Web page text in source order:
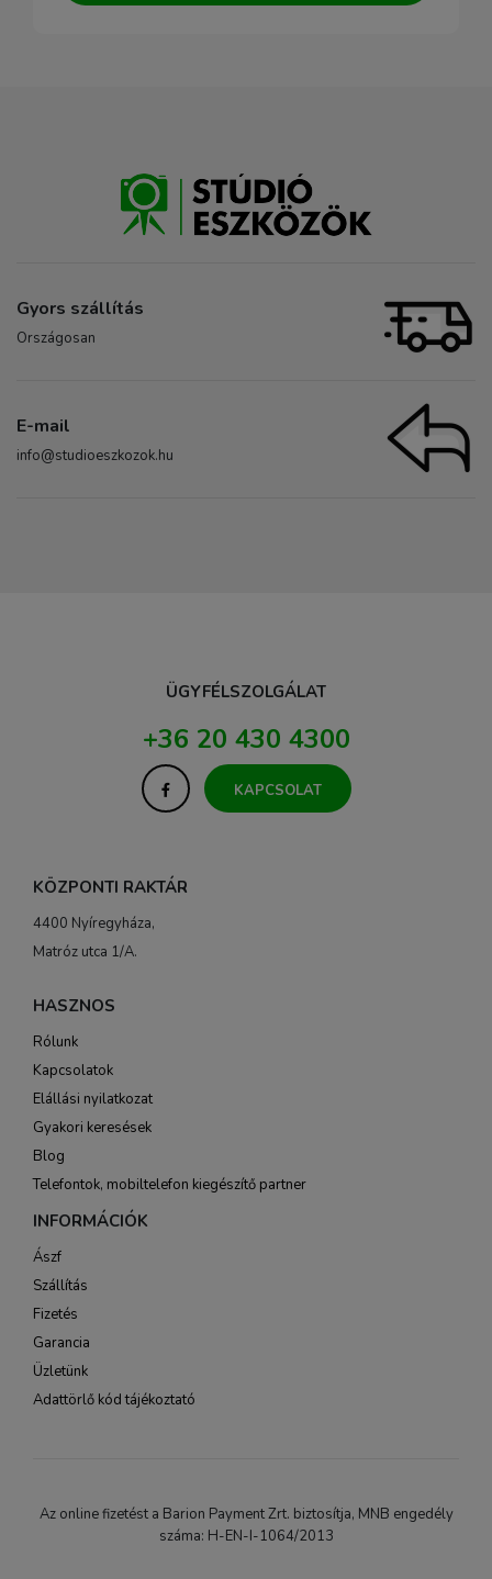
Gyors szállítás
Országosan
E-mail
info@studioeszkozok.hu
ÜGYFÉLSZOLGÁLAT
+36 20 430 4300
KAPCSOLAT
KÖZPONTI RAKTÁR
4400 Nyíregyháza,
Matróz utca 1/A.
HASZNOS
Rólunk
Kapcsolatok
Elállási nyilatkozat
Gyakori keresések
Blog
Telefontok, mobiltelefon kiegészítő partner
INFORMÁCIÓK
Ászf
Szállítás
Fizetés
Garancia
Üzletünk
Adattörlő kód tájékoztató
Az online fizetést a Barion Payment Zrt. biztosítja, MNB engedély
száma: H-EN-I-1064/2013